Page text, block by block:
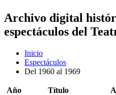
Archivo digital
espectáculos del
Inicio
Espectáculos
Del 1960 al 1969
Año Título